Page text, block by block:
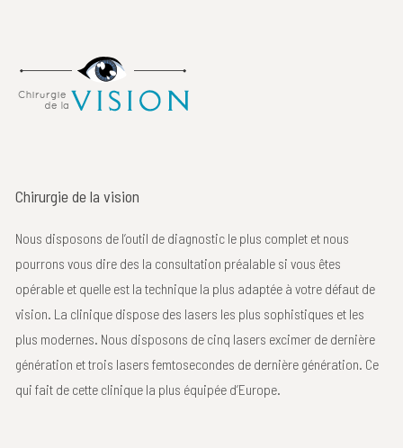
Chirurgie de la vision
Nous disposons de l’outil de diagnostic le plus complet et nous
pourrons vous dire des la consultation préalable si vous êtes
opérable et quelle est la technique la plus adaptée à votre défaut de
vision. La clinique dispose des lasers les plus sophistiques et les
plus modernes. Nous disposons de cinq lasers excimer de dernière
génération et trois lasers femtosecondes de dernière génération. Ce
qui fait de cette clinique la plus équipée d’Europe.